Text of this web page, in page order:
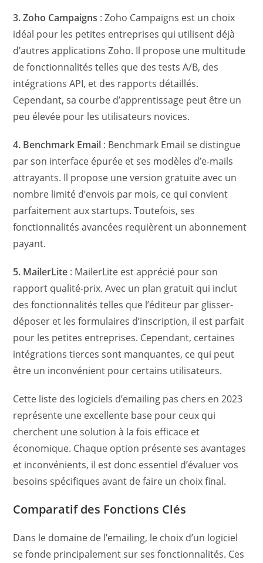
3. Zoho Campaigns : Zoho Campaigns est un choix
idéal pour les petites entreprises qui utilisent déjà
d’autres applications Zoho. Il propose une multitude
de fonctionnalités telles que des tests A/B, des
intégrations API, et des rapports détaillés.
Cependant, sa courbe d’apprentissage peut être un
peu élevée pour les utilisateurs novices.
4. Benchmark Email : Benchmark Email se distingue
par son interface épurée et ses modèles d’e-mails
attrayants. Il propose une version gratuite avec un
nombre limité d’envois par mois, ce qui convient
parfaitement aux startups. Toutefois, ses
fonctionnalités avancées requièrent un abonnement
payant.
5. MailerLite : MailerLite est apprécié pour son
rapport qualité-prix. Avec un plan gratuit qui inclut
des fonctionnalités telles que l’éditeur par glisser-
déposer et les formulaires d’inscription, il est parfait
pour les petites entreprises. Cependant, certaines
intégrations tierces sont manquantes, ce qui peut
être un inconvénient pour certains utilisateurs.
Cette liste des logiciels d’emailing pas chers en 2023
représente une excellente base pour ceux qui
cherchent une solution à la fois efficace et
économique. Chaque option présente ses avantages
et inconvénients, il est donc essentiel d’évaluer vos
besoins spécifiques avant de faire un choix final.
Comparatif des Fonctions Clés
Dans le domaine de l’emailing, le choix d’un logiciel
se fonde principalement sur ses fonctionnalités. Ces